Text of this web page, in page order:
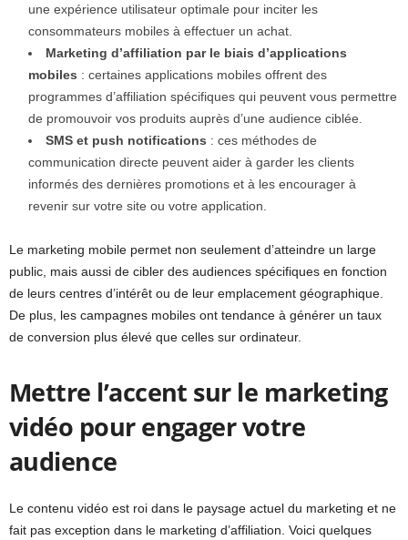
une expérience utilisateur optimale pour inciter les
consommateurs mobiles à effectuer un achat.
Marketing d’affiliation par le biais d’applications
mobiles : certaines applications mobiles offrent des
programmes d’affiliation spécifiques qui peuvent vous permettre
de promouvoir vos produits auprès d’une audience ciblée.
SMS et push notifications : ces méthodes de
communication directe peuvent aider à garder les clients
informés des dernières promotions et à les encourager à
revenir sur votre site ou votre application.
Le marketing mobile permet non seulement d’atteindre un large
public, mais aussi de cibler des audiences spécifiques en fonction
de leurs centres d’intérêt ou de leur emplacement géographique.
De plus, les campagnes mobiles ont tendance à générer un taux
de conversion plus élevé que celles sur ordinateur.
Mettre l’accent sur le marketing
vidéo pour engager votre
audience
Le contenu vidéo est roi dans le paysage actuel du marketing et ne
fait pas exception dans le marketing d’affiliation. Voici quelques